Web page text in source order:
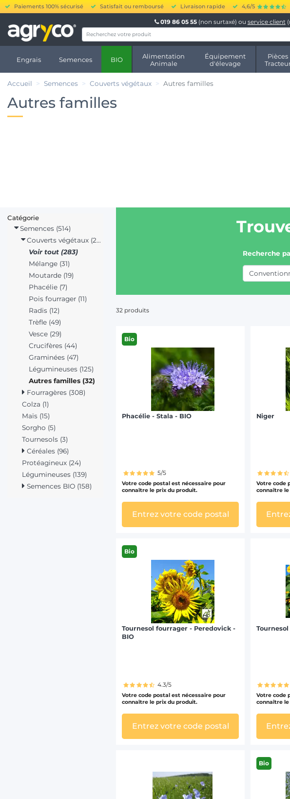
Paiements 100% sécurisé Satisfait ou remboursé Livraison rapide 4,6/5
019 86 05 55 (non surtaxé) ou service client
Engrais Semences BIO
Alimentation
Animale
Équipement
d'élevage
Pièces
Accueil Semences Couverts végétaux Autres familles
Autres familles
Catégorie
Semences (514)
Couverts végétaux (283)
Voir tout (283)
Mélange (31)
Moutarde (19)
Phacélie (7)
Pois fourrager (11)
Radis (12)
Trèfle (49)
Vesce (29)
Crucifères (44)
Graminées (47)
Légumineuses (125)
Autres familles (32)
Fourragères (308)
Colza (1)
Maïs (15)
Sorgho (5)
Tournesols (3)
Céréales (96)
Protéagineux (24)
Légumineuses (139)
Semences BIO (158)
Recherche
32 produits
Bio
Phacélie - Stala - BIO
5/5
Votre code postal est nécessaire pour
connaître le prix du produit.
Entrez votre code postal
Niger
Votre code
connaître
Bio
Tournesol fourrager - Peredovick -
BIO
4.3/5
Votre code postal est nécessaire pour
connaître le prix du produit.
Entrez votre code postal
Votre code
connaître
Bio